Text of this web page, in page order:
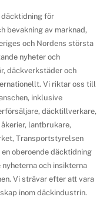
däcktidning för
bevakning av marknad,
och Nordens största
nyheter och
däckverkstäder och
Vi riktar oss till
inklusive
däcktillverkare,
lantbrukare,
Transportstyrelsen
oberoende däcktidning
och insikterna
Vi strävar efter att vara
inom däckindustrin.